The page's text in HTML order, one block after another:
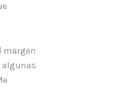
margen
algunas